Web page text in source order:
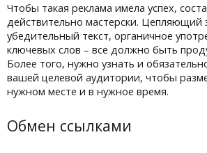
Чтобы такая реклама имела успех,
действительно мастерски. Цепляющий
убедительный текст, органичное
ключевых слов – все должно быть
Более того, нужно узнать и
вашей целевой аудитории, чтобы
нужном месте и в нужное время.
Обмен ссылками